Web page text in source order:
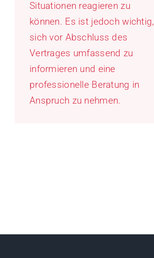
Situationen reagieren zu
können. Es ist jedoch wichtig,
sich vor Abschluss des
Vertrages umfassend zu
informieren und eine
professionelle Beratung in
Anspruch zu nehmen.